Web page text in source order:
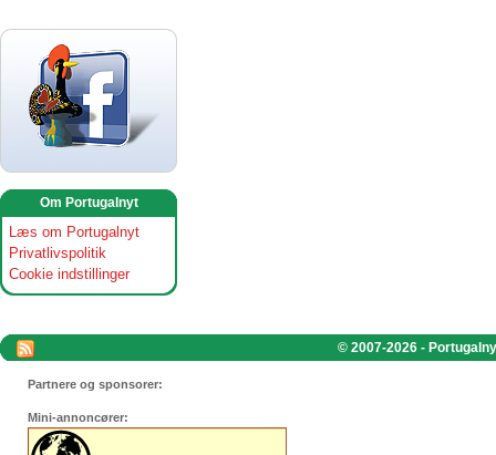
Om Portugalnyt
Læs om Portugalnyt
Privatlivspolitik
Cookie indstillinger
© 2007-2026 -
Partnere og sponsorer:
Mini-annoncører: